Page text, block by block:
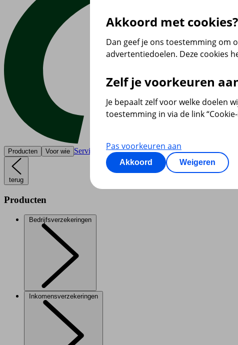
Producten Voor wie Service & contact
terug
Producten
Bedrijfsverzekeringen
Inkomensverzekeringen
Akkoord met cookies?
Dan geef je ons toestemming om
advertentiedoelen. Deze cookies
Zelf je voorkeuren
Je bepaalt zelf voor welke doelen
toestemming in via de link
Pas voorkeuren aan
Akkoord Weigeren